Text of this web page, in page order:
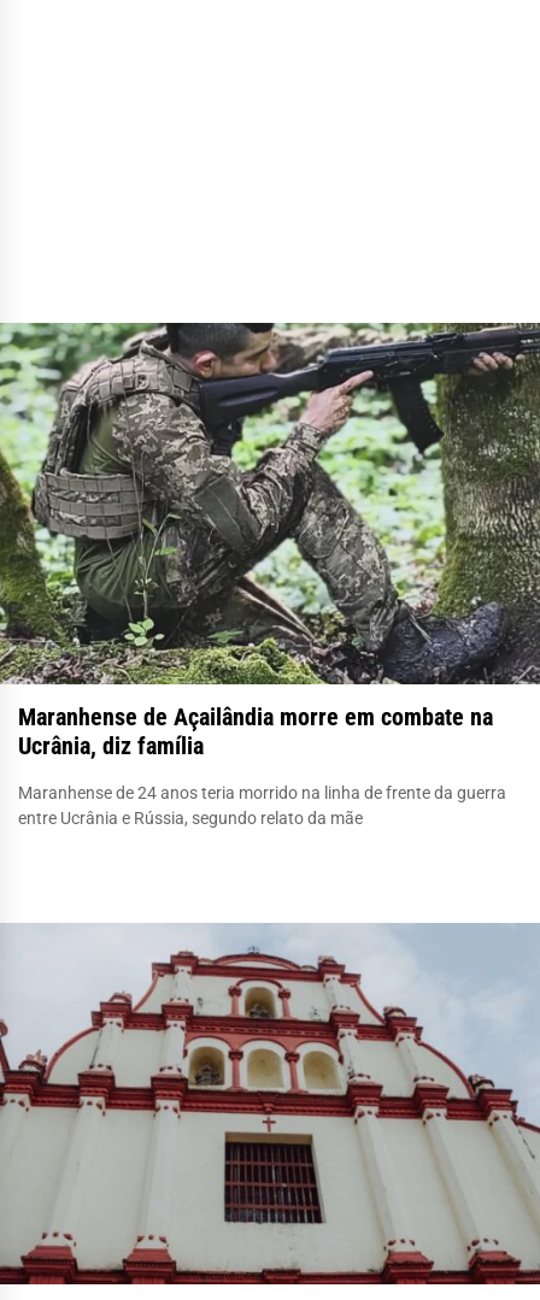
Maranhense de Açailândia morre em combate na
Ucrânia, diz família
Maranhense de 24 anos teria morrido na linha de frente da guerra
entre Ucrânia e Rússia, segundo relato da mãe